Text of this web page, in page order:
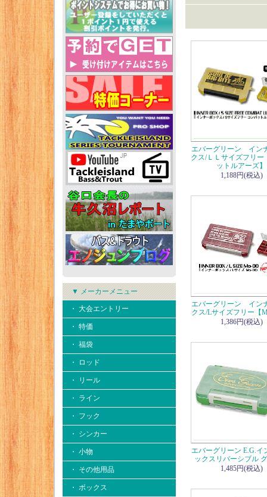
▼ メーカーメニュー
・ 大会エントリー
・ 特価
・ 福袋
・ ロッド
・ リール
・ ライン
・ フック
・ シンカー
・ 小物
・ その他用品
・ ボックス
エバーグリーン イン
クス/ＬＬサイズフリー
ットルアーズ】
1,188円(税込)
エバーグリーン イン
クス/Lサイズフリー【
1,386円(税込)
エバーグリーン E.G.イ
ックスリバーシブル
1,485円(税込)